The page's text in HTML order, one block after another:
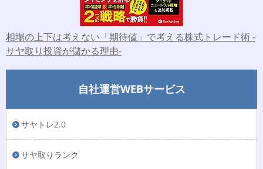
相場の上下は考えない「期待値」で考える株式トレード術 -
サヤ取り投資が儲かる理由-
自社運営WEBサービス
サヤトレ2.0
サヤ取りランク